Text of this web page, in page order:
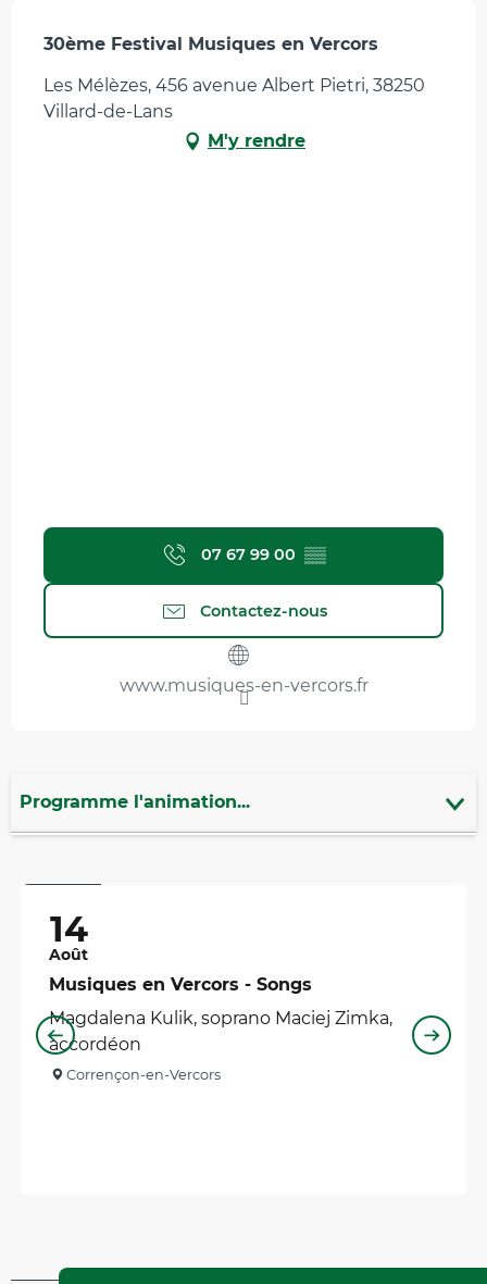
30ème Festival Musiques en Vercors
Les Mélèzes, 456 avenue Albert Pietri, 38250
Villard-de-Lans
M'y rendre
07 67 99 00 ▒▒
Contactez-nous
www.musiques-en-vercors.fr
Programme l'animation...
Est organisé dans le cadre de ...
14
Août
Musiques en Vercors - Songs
Magdalena Kulik, soprano Maciej Zimka,
accordéon
Corrençon-en-Vercors